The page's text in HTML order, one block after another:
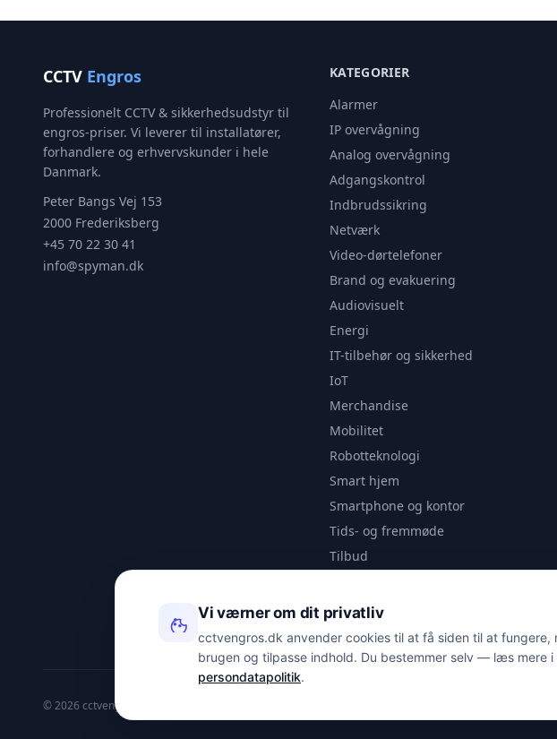
CCTV Engros
Professionelt CCTV & sikkerhedsudstyr til
engros-priser. Vi leverer til installatører,
forhandlere og erhvervskunder i hele
Danmark.
Peter Bangs Vej 153
2000 Frederiksberg
+45 70 22 30 41
info@spyman.dk
KATEGORIER
Alarmer
IP overvågning
Analog overvågning
Adgangskontrol
Indbrudssikring
Netværk
Video-dørtelefoner
Brand og evakuering
Audiovisuelt
Energi
IT-tilbehør og sikkerhed
IoT
Merchandise
Mobilitet
Robotteknologi
Smart hjem
Smartphone og kontor
Tids- og fremmøde
Tilbud
Videoanalyse
Outlet
© 2026 cctvengros.dk — En del af Spyman.dk. Alle rettigheder forbeholdes.
Vi værner om dit privatliv
cctvengros.dk anvender cookies til at få siden til at fungere,
brugen og tilpasse indhold. Du bestemmer selv — læs mere i
persondatapolitik.